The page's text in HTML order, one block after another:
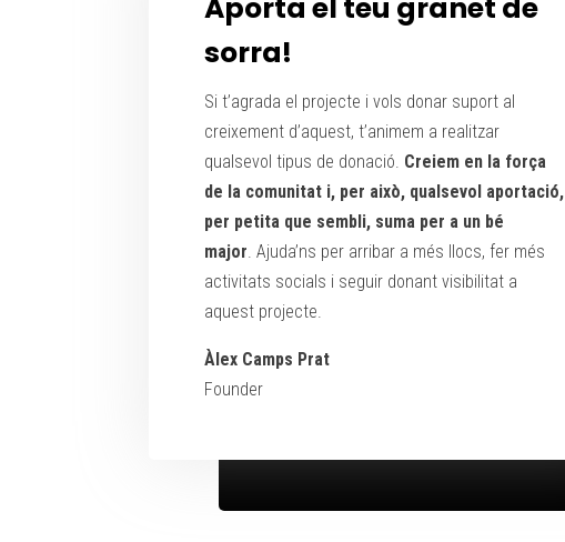
Aporta el teu granet de
sorra!
Si t’agrada el projecte i vols donar suport al
creixement d’aquest, t’animem a realitzar
qualsevol tipus de donació. Creiem en la força
de la comunitat i, per això, qualsevol aportació,
per petita que sembli, suma per a un bé
major. Ajuda’ns per arribar a més llocs, fer més
activitats socials i seguir donant visibilitat a
aquest projecte.
Àlex Camps Prat
Founder